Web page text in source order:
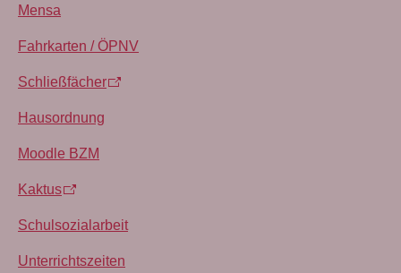
Mensa
Fahrkarten / ÖPNV
Schließfächer
Hausordnung
Moodle BZM
Kaktus
Schulsozialarbeit
Unterrichtszeiten